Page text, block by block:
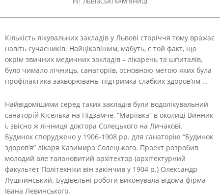
Кількість лікувальних закладів у Львові сторіччя тому вражає
навіть сучасників. Найцікавішим, мабуть, є той факт, що
окрім звичних медичних закладів – лікарень та шпиталів,
було чимало лічниць, санаторіїв, основною метою яких була
профілактика захворювань, підтримка слабких здоров’ям …
Найвідомішими серед таких закладів були водолікувальний
санаторій Кіселька на Підзамче, “Маріївка” в околиці Винник
і, звісно ж лічниця доктора Солецького на Личакові.
Будинок споруджено у 1906-1908 рр. для санаторію “Будинок
здоров’я” лікаря Казимира Солецького. Проект розробив
молодий але талановитий архітектор (архітектурний
факультет Політехніки він закінчив у 1904 р.) Олександр
Лушпинський. Будівельні роботи виконувала відома фірма
Івана Левинського.